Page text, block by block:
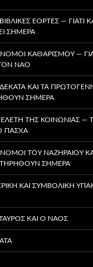
ΕΟΡΤΈΣ — ΓΙΑΤΊ
ΣΉΜΕΡΑ
ΝΌΜΟΙ ΚΑΘΑΡΙΣΜΟΎ —
ΝΑΌ
ΚΑΙ ΤΑ
ΣΉΜΕΡΑ
ΤΗΣ ΚΟΙΝΩΝΊΑΣ —
ΠΆΣΧΑ
ΤΟΥ ΝΑΖΗΡΑΊΟΥ
ΣΉΜΕΡΑ
ΚΑΙ ΣΥΜΒΟΛΙΚΉ
ΚΑΙ Ο ΝΑΌΣ